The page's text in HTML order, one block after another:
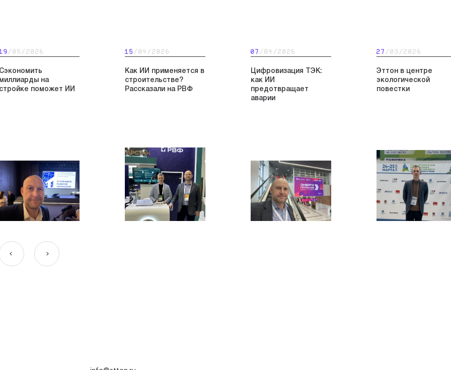
/05/2026
Сэкономить
миллиарды на
стройке поможет ИИ
15 /04/2026
Как ИИ применяется в
строительстве?
Рассказали на РВФ
07 /04/2026
Цифровизация ТЭК:
как ИИ
предотвращает
аварии
27 /03/2026
Эттон в центре
экологической
повестки